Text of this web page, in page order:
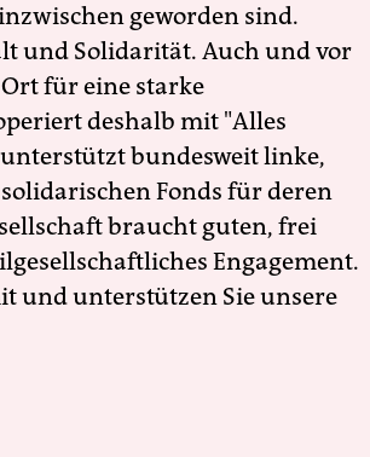
geworden sind.
und Solidarität. Auch und vor
für eine starke
deshalb mit "Alles
bundesweit linke,
Fonds für deren
braucht guten, frei
Engagement.
und unterstützen Sie unsere